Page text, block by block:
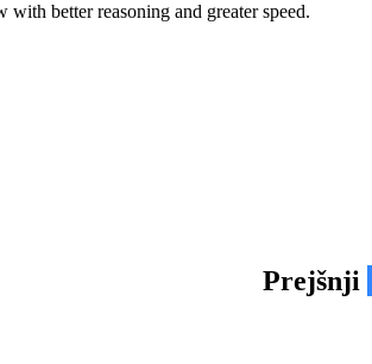
better reasoning and greater speed.
Prejšnji